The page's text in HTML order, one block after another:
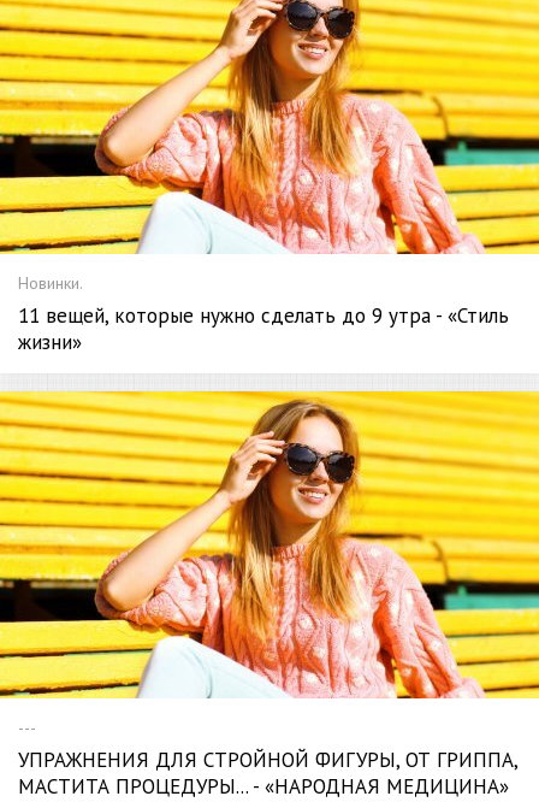
Новинки.
11 вещей, которые нужно сделать до 9 утра - «Стиль
жизни»
---
УПРАЖНЕНИЯ ДЛЯ СТРОЙНОЙ ФИГУРЫ, ОТ ГРИППА,
МАСТИТА ПРОЦЕДУРЫ... - «НАРОДНАЯ МЕДИЦИНА»